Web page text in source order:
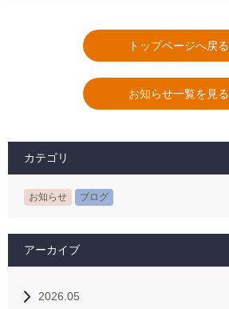
トップページへ戻る
お知らせ一覧を見る
カテゴリ
お知らせ ブログ
アーカイブ
2026.05